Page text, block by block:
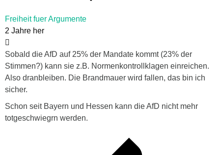
Freiheit fuer Argumente
2 Jahre her
Sobald die AfD auf 25% der Mandate kommt (23% der
Stimmen?) kann sie z.B. Normenkontrollklagen einreichen.
Also dranbleiben. Die Brandmauer wird fallen, das bin ich
sicher.
Schon seit Bayern und Hessen kann die AfD nicht mehr
totgeschwiegrn werden.